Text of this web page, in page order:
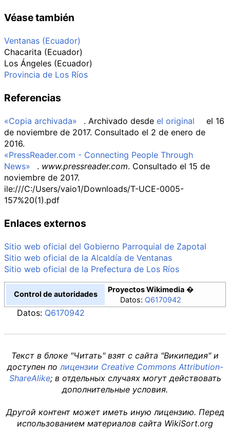
Véase también
Ventanas (Ecuador)
Chacarita (Ecuador)
Los Ángeles (Ecuador)
Provincia de Los Ríos
Referencias
«Copia archivada» . Archivado desde el original
el 16
de noviembre de 2017. Consultado el 2 de enero de
2016.
«PressReader.com - Connecting People Through
News»
. www.pressreader.com. Consultado el 15 de
noviembre de 2017.
ile:///C:/Users/vaio1/Downloads/T-UCE-0005-
157%20(1).pdf
Enlaces externos
Sitio web oficial del Gobierno Parroquial de Zapotal
Sitio web oficial de la Alcaldía de Ventanas
Sitio web oficial de la Prefectura de Los Ríos
Control de autoridades
Proyectos Wikimedia
Datos: Q6170942
Datos: Q6170942
Текст в блоке "Читать" взят с сайта "Википедия" и
доступен полицензии Creative Commons Attribution-
ShareAlike; в отдельных случаях могут действовать
дополнительные условия.
Другой контент может иметь иную лицензию. Перед
использованием материалов сайта WikiSort.org